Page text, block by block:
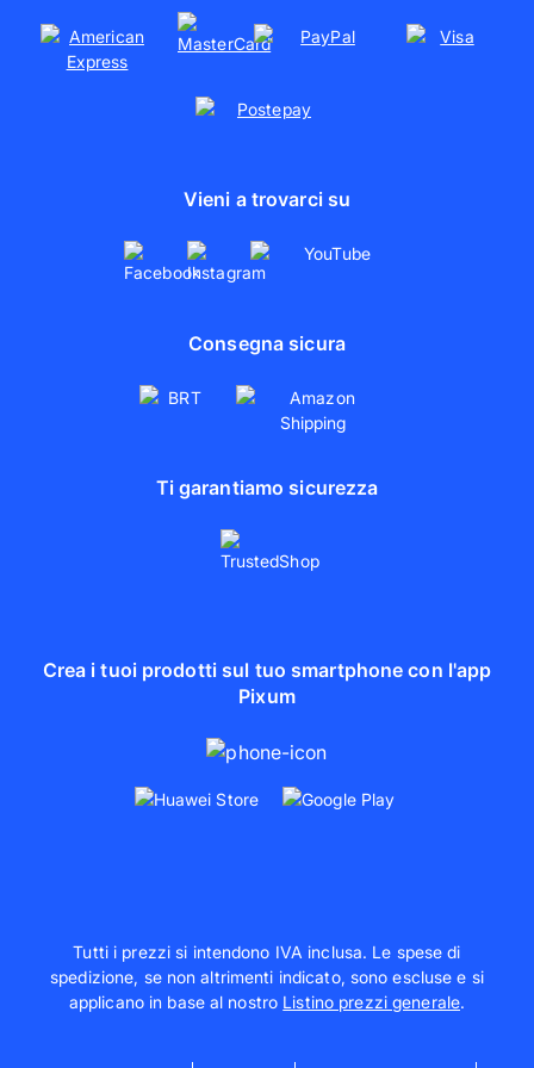
Vieni a trovarci su
Consegna sicura
Ti garantiamo sicurezza
Crea i tuoi prodotti sul tuo smartphone con l'app
Pixum
Tutti i prezzi si intendono IVA inclusa. Le spese di
spedizione, se non altrimenti indicato, sono escluse e si
applicano in base al nostro Listino prezzi generale.